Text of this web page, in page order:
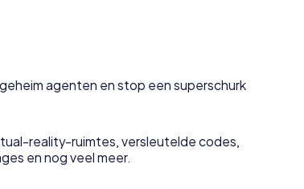
geheim agenten en stop een superschurk
reality-ruimtes, versleutelde codes,
en nog veel meer.